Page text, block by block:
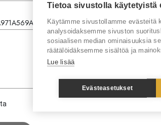
Tietoa sivustolla käytetyistä
Käytämme sivustollamme evästeitä
analysoidaksemme sivuston
sosiaalisen median ominaisuuksia
räätälöidäksemme sisältöä ja
Lue lisää
Evästeasetukset